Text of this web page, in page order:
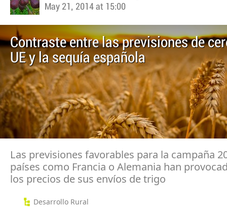
May 21, 2014 at 15:00
Contraste entre las previsiones de
UE y la sequía española
Las previsiones favorables para la campaña
países como Francia o Alemania han
los precios de sus envíos de trigo
Desarrollo Rural